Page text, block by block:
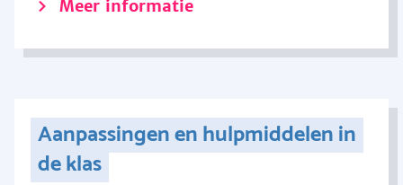
Meer informatie
Aanpassingen en hulpmiddelen in
de klas